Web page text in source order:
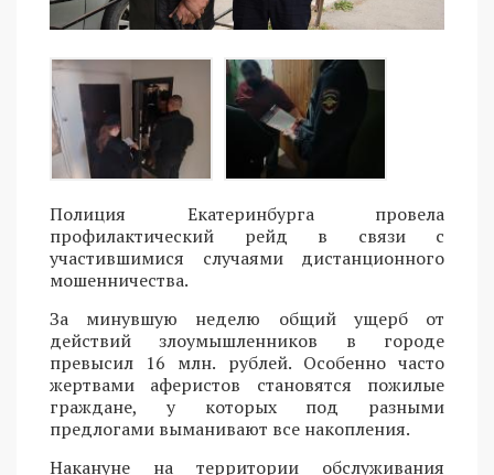
Полиция Екатеринбурга провела
профилактический рейд в связи с
участившимися случаями дистанционного
мошенничества.
За минувшую неделю общий ущерб от
действий злоумышленников в городе
превысил 16 млн. рублей. Особенно часто
жертвами аферистов становятся пожилые
граждане, у которых под разными
предлогами выманивают все накопления.
Накануне на территории обслуживания